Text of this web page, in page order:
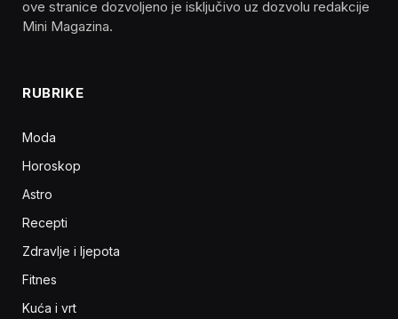
ove stranice dozvoljeno je isključivo uz dozvolu redakcije
Mini Magazina.
RUBRIKE
Moda
Horoskop
Astro
Recepti
Zdravlje i ljepota
Fitnes
Kuća i vrt